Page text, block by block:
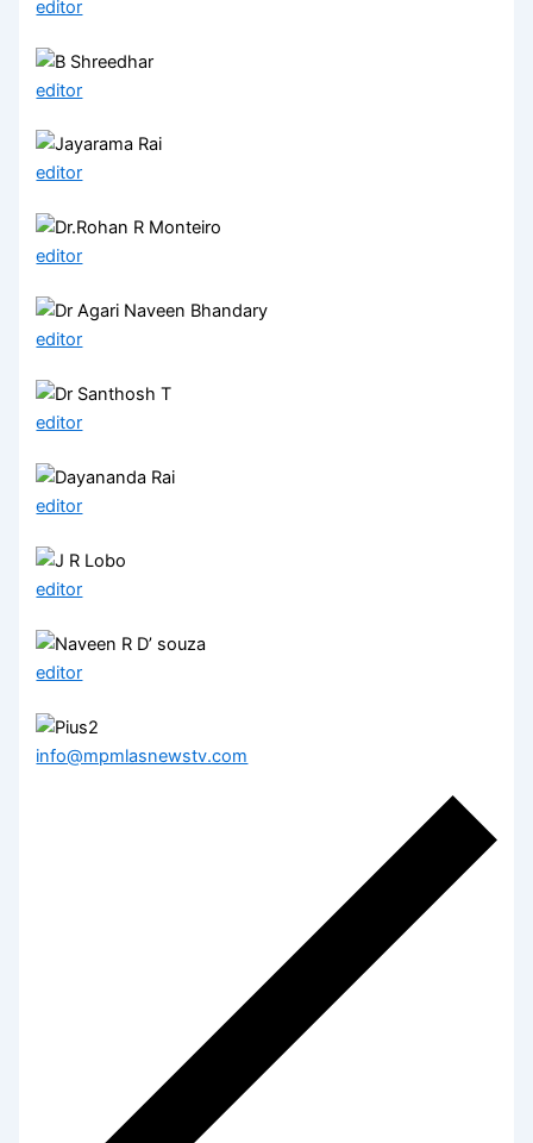
editor
editor
editor
editor
editor
editor
editor
editor
editor
info@mpmlasnewstv.com